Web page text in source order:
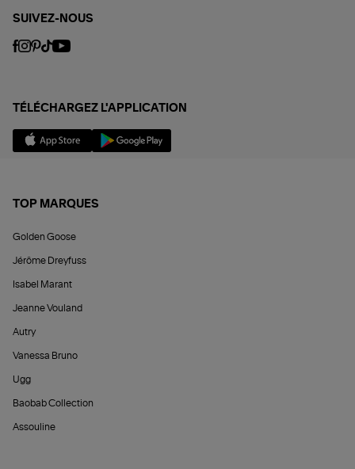
SUIVEZ-NOUS
TÉLÉCHARGEZ L'APPLICATION
TOP MARQUES
Golden Goose
Jérôme Dreyfuss
Isabel Marant
Jeanne Vouland
Autry
Vanessa Bruno
Ugg
Baobab Collection
Assouline